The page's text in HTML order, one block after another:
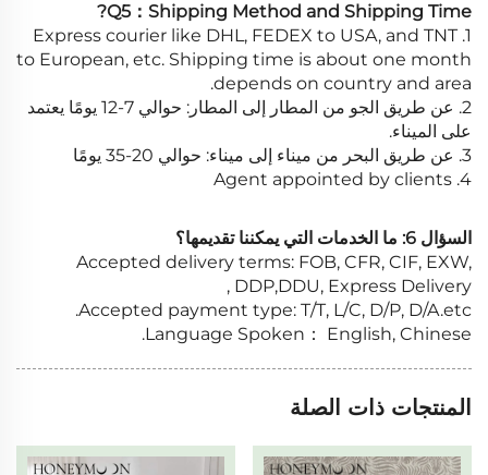
Q5：Shipping Method and Shipping Time?
1. Express courier like DHL, FEDEX to USA, and TNT
to European, etc. Shipping time is about one month
depends on country and area.
2. عن طريق الجو من المطار إلى المطار: حوالي 7-12 يومًا يعتمد
على الميناء.
3. عن طريق البحر من ميناء إلى ميناء: حوالي 20-35 يومًا
4. Agent appointed by clients
السؤال 6: ما الخدمات التي يمكننا تقديمها؟
Accepted delivery terms: FOB, CFR, CIF, EXW,
DDP,DDU, Express Delivery ,
Accepted payment type: T/T, L/C, D/P, D/A.etc.
Language Spoken： English, Chinese.
المنتجات ذات الصلة